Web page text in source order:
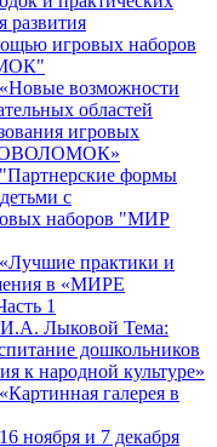
развития
игровых наборов
возможности
областей
игровых
формы
с
наборов "МИР
практики и
в «МИРЕ
1
Лыковой Тема:
дошкольников
к народной культуре»
галерея в
ноября и 7 декабря